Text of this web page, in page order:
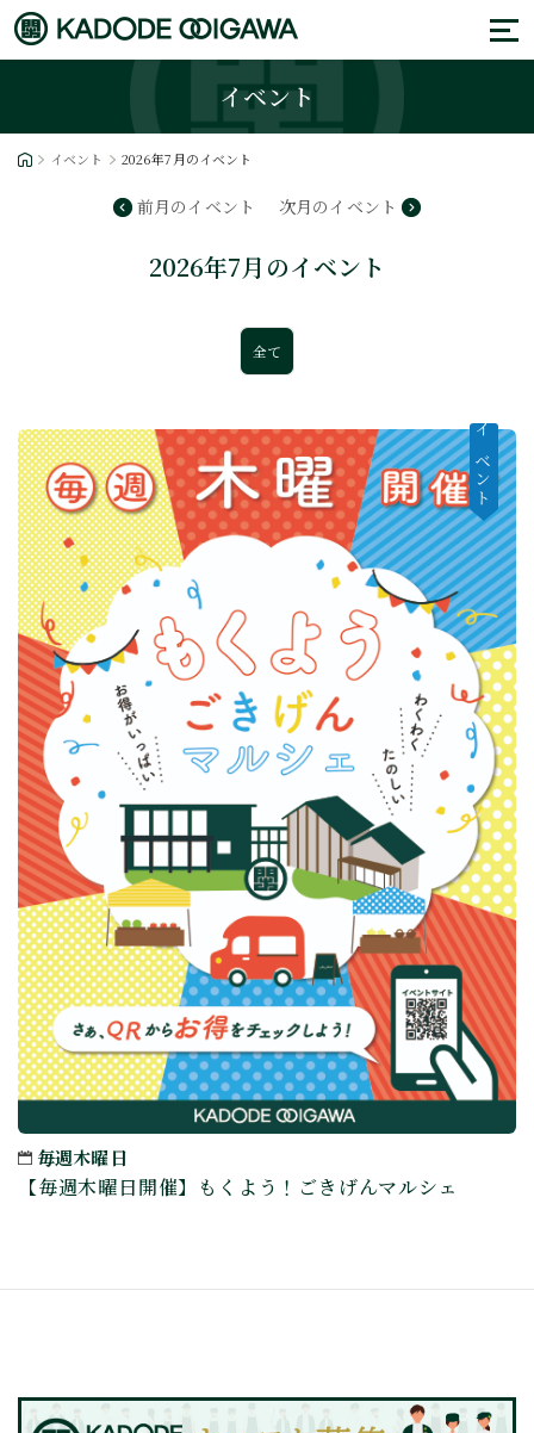
イベント
イベント 2026年7月のイベント
前月のイベント 次月のイベント
2026年7月のイベント
全て
イベント
毎週木曜日
【毎週木曜日開催】もくよう！ごきげんマルシェ